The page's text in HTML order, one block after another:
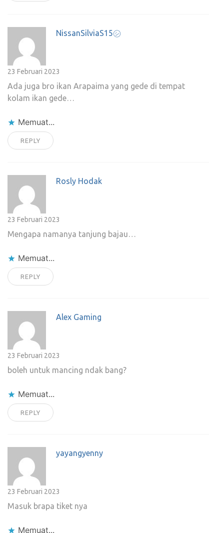
NissanSilviaS15㋛︎
23 Februari 2023
Ada juga bro ikan Arapaima yang gede di tempat
kolam ikan gede…
Memuat...
REPLY
Rosly Hodak
23 Februari 2023
Mengapa namanya tanjung bajau…
Memuat...
REPLY
Alex Gaming
23 Februari 2023
boleh untuk mancing ndak bang?
Memuat...
REPLY
yayangyenny
23 Februari 2023
Masuk brapa tiket nya
Memuat...